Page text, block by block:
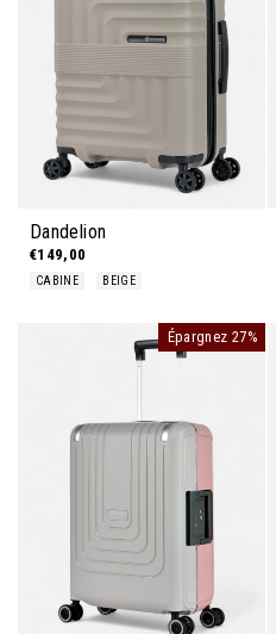
Dandelion
€149,00
CABINE BEIGE
Épargnez 27%